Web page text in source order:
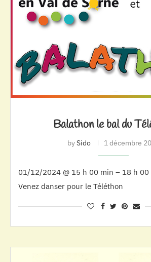
Balathon le bal du
bySido 1 décembre
01/12/2024 @ 15 h 00 min – 18 h 00
Venez danser pour le Téléthon